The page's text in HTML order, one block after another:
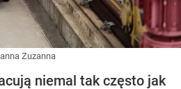
Zuzanna
niemal tak często jak